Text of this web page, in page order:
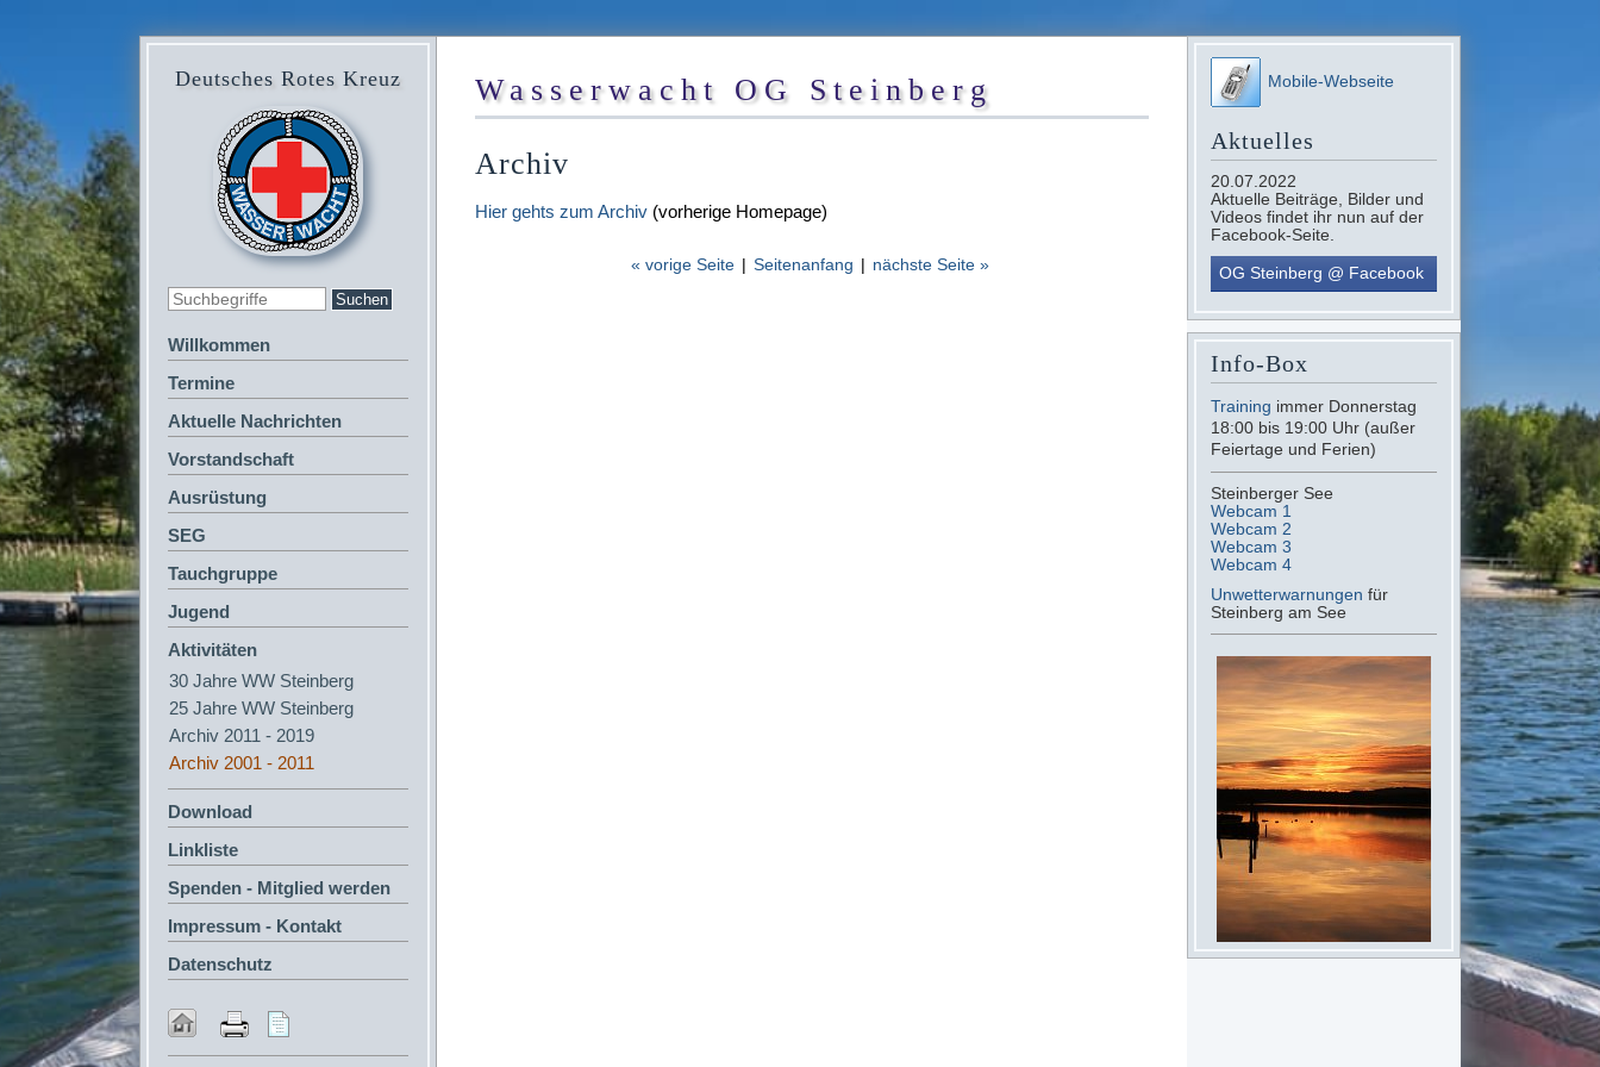
Deutsches Rotes Kreuz
Willkommen
Termine
Aktuelle Nachrichten
Vorstandschaft
Ausrüstung
SEG
Tauchgruppe
Jugend
Aktivitäten
30 Jahre WW Steinberg
25 Jahre WW Steinberg
Archiv 2011 - 2019
Archiv 2001 - 2011
Download
Linkliste
Spenden - Mitglied werden
Impressum - Kontakt
Datenschutz
Wasserwacht OG Steinberg
Archiv
Hier gehts zum Archiv (vorherige Homepage)
« vorige Seite | Seitenanfang | nächste Seite »
Mobile-Webseite
Aktuelles
20.07.2022
Aktuelle Beiträge, Bilder und
Videos findet ihr nun auf der
Facebook-Seite.
OG Steinberg @ Facebook
Info-Box
Training immer Donnerstag
18:00 bis 19:00 Uhr (außer
Feiertage und Ferien)
Steinberger See
Webcam 1
Webcam 2
Webcam 3
Webcam 4
Unwetterwarnungen für
Steinberg am See